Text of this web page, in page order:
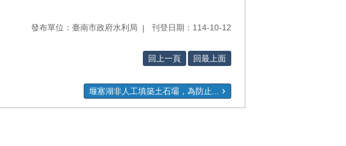
發布單位：臺南市政府水利局 刊登日期：114-10-12
回上一頁 回最上面
堰塞湖非人工填築土石壩，為防止...